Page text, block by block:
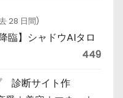
28 日間)
臨】シャドウAIタロ
449
診断サイト作